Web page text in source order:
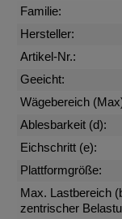
Familie:
Hersteller:
Artikel-Nr.:
Geeicht:
Wägebereich
Ablesbarkeit (d):
Eichschritt (e):
Plattformgröße:
Max. Lastbereich
zentrischer